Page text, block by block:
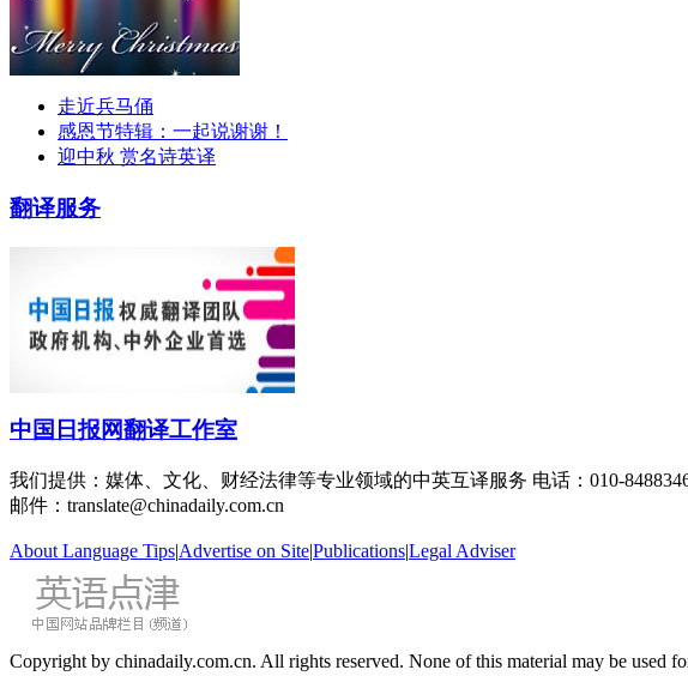
走近兵马俑
感恩节特辑：一起说谢谢！
迎中秋 赏名诗英译
翻译服务
中国日报网翻译工作室
我们提供：媒体、文化、财经法律等专业领域的中英互译服务 电话：010-
邮件：translate@chinadaily.com.cn
About Language Tips|Advertise on Site|Publications|Legal Adviser
Copyright by chinadaily.com.cn. All rights reserved. None of this material may be